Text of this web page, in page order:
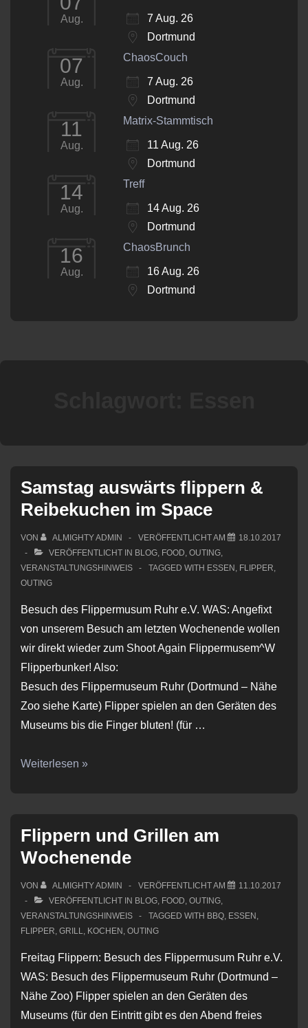
Samstag auswärts flippern &
Reibekuchen im Space
VON ALMIGHTY ADMIN VERÖFFENTLICHT AM
18.10.2017
VERÖFFENTLICHT IN BLOG, FOOD, OUTING,
VERANSTALTUNGSHINWEIS
TAGGED WITH ESSEN , FLIPPER,
OUTING
Besuch des Flippermusum Ruhr e.V. WAS: Angefixt
von unserem Besuch am letzten Wochenende wollen
wir direkt wieder zum Shoot Again Flippermusem^W
Flipperbunker! Also:
Besuch des Flippermuseum Ruhr (Dortmund – Nähe
Zoo siehe Karte) Flipper spielen an den Geräten des
Museums bis die Finger bluten! (für …
Samstag
Reibekuchen
im
Space
Weiterlesen »
Flippern und Grillen am
Wochenende
VON ALMIGHTY ADMIN VERÖFFENTLICHT AM
11.10.2017
VERÖFFENTLICHT IN BLOG, FOOD, OUTING,
VERANSTALTUNGSHINWEIS
TAGGED WITH BBQ, ESSEN ,
FLIPPER, GRILL, KOCHEN , OUTING
Freitag Flippern: Besuch des Flippermusum Ruhr e.V.
WAS: Besuch des Flippermuseum Ruhr (Dortmund –
Nähe Zoo) Flipper spielen an den Geräten des
Museums (für den Eintritt gibt es den Abend freies
Aug.
7 Aug. 26
Dortmund
07
Aug.
ChaosCouch
7 Aug. 26
Dortmund
11
Aug.
Matrix-Stammtisch
11 Aug. 26
Dortmund
14
Aug.
Treff
14 Aug. 26
Dortmund
16
Aug.
ChaosBrunch
16 Aug. 26
Dortmund